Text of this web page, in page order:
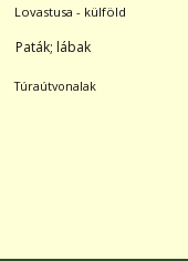
Lovastusa - külföld
Paták; lábak
Túraútvonalak